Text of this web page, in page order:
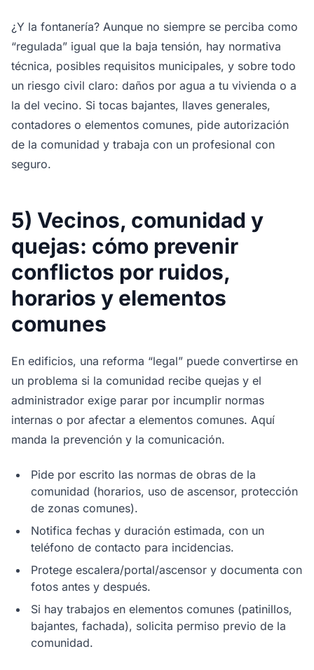
¿Y la fontanería? Aunque no siempre se perciba como
“regulada” igual que la baja tensión, hay normativa
técnica, posibles requisitos municipales, y sobre todo
un riesgo civil claro: daños por agua a tu vivienda o a
la del vecino. Si tocas bajantes, llaves generales,
contadores o elementos comunes, pide autorización
de la comunidad y trabaja con un profesional con
seguro.
5) Vecinos, comunidad y
quejas: cómo prevenir
conflictos por ruidos,
horarios y elementos
comunes
En edificios, una reforma “legal” puede convertirse en
un problema si la comunidad recibe quejas y el
administrador exige parar por incumplir normas
internas o por afectar a elementos comunes. Aquí
manda la prevención y la comunicación.
Pide por escrito las normas de obras de la
comunidad (horarios, uso de ascensor, protección
de zonas comunes).
Notifica fechas y duración estimada, con un
teléfono de contacto para incidencias.
Protege escalera/portal/ascensor y documenta con
fotos antes y después.
Si hay trabajos en elementos comunes (patinillos,
bajantes, fachada), solicita permiso previo de la
comunidad.